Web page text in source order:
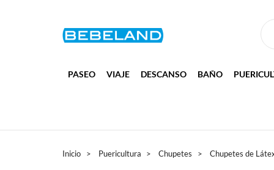
PASEO VIAJE DESCANSO BAÑO
Inicio Puericultura Chupetes Chupetes de